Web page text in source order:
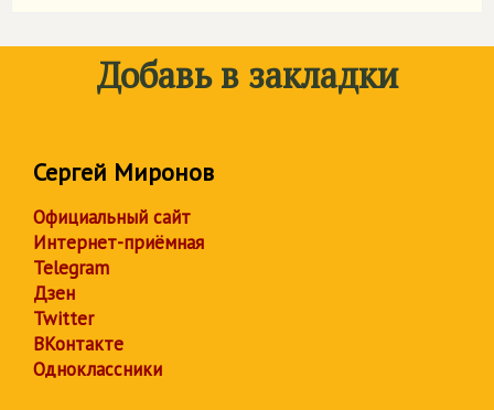
Добавь в закладки
Сергей Миронов
Официальный сайт
Интернет-приёмная
Telegram
Дзен
Twitter
ВКонтакте
Одноклассники